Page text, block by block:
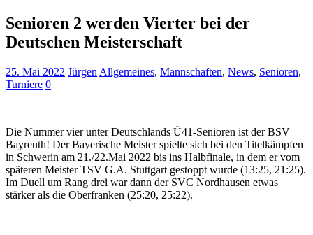
Senioren 2 werden Vierter bei der
Deutschen Meisterschaft
25. Mai 2022 Jürgen Allgemeines, Mannschaften, News, Senioren,
Turniere 0
Die Nummer vier unter Deutschlands Ü41-Senioren ist der BSV
Bayreuth! Der Bayerische Meister spielte sich bei den Titelkämpfen
in Schwerin am 21./22.Mai 2022 bis ins Halbfinale, in dem er vom
späteren Meister TSV G.A. Stuttgart gestoppt wurde (13:25, 21:25).
Im Duell um Rang drei war dann der SVC Nordhausen etwas
stärker als die Oberfranken (25:20, 25:22).